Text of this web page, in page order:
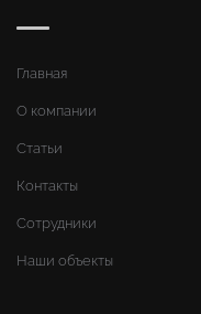
Главная
О компании
Статьи
Контакты
Сотрудники
Наши объекты